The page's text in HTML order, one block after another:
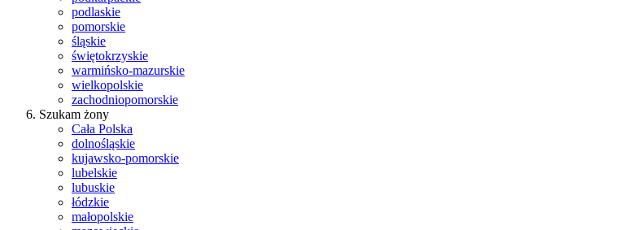
podlaskie
pomorskie
śląskie
świętokrzyskie
warmińsko-mazurskie
wielkopolskie
zachodniopomorskie
Szukam żony
Cała Polska
dolnośląskie
kujawsko-pomorskie
lubelskie
lubuskie
łódzkie
małopolskie